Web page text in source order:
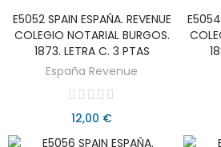
AÑADIR AL CARRITO
E5052 SPAIN ESPAÑA. REVENUE
COLEGIO NOTARIAL BURGOS.
1873. LETRA C. 3 PTAS
España Revenue
12,00 €
E5054